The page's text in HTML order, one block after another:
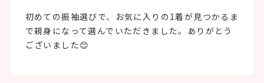
初めての振袖選びで、お気に入りの1着が見つかるま
で親身になって選んでいただきました。ありがとう
ございました😊